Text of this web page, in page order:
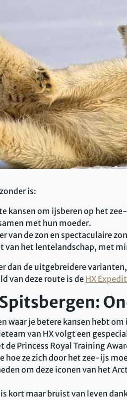
is:
kansen om ijsberen op het
met hun moeder.
van de zon en spectaculaire
van het lentelandschap, met
dan de uitgebreidere
van deze route is de HX
waar je betere kansen hebt
van HX volgt een
de Princess Royal Training
hoe ze zich door het zee-ijs
om deze iconen van het
kort maar bruist van leven